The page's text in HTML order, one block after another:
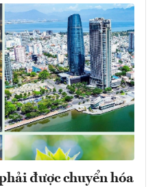
được chuyển hóa